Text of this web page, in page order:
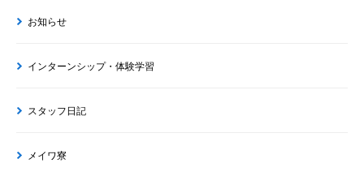
お知らせ
インターンシップ・体験学習
スタッフ日記
メイワ寮